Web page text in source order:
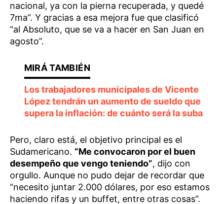
nacional, ya con la pierna recuperada, y quedé
7ma”. Y gracias a esa mejora fue que clasificó
“al Absoluto, que se va a hacer en San Juan en
agosto”.
Los trabajadores municipales de Vicente
López tendrán un aumento de sueldo que
supera la inflación: de cuánto será la suba
Pero, claro está, el objetivo principal es el
Sudamericano. “Me convocaron por el buen
desempeño que vengo teniendo”, dijo con
orgullo. Aunque no pudo dejar de recordar que
“necesito juntar 2.000 dólares, por eso estamos
haciendo rifas y un buffet, entre otras cosas”.